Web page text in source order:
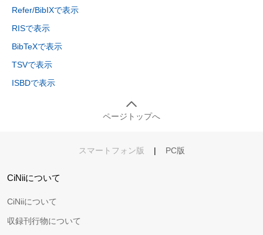
Refer/BibIXで表示
RISで表示
BibTeXで表示
TSVで表示
ISBDで表示
ページトップへ
スマートフォン版 | PC版
CiNiiについて
CiNiiについて
収録刊行物について